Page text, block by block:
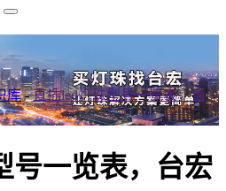
库-直插led灯珠型号一览表，台
号一览表，台宏